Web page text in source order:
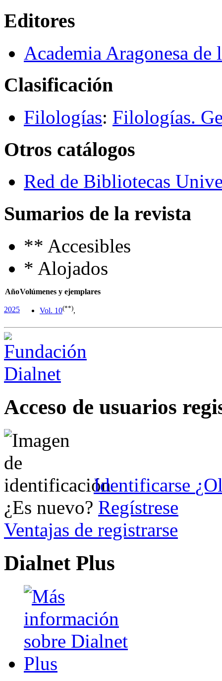
Editores
Academia Aragonesa de
Clasificación
Filologías: Filologías.
Otros catálogos
Red de Bibliotecas
Sumarios de la revista
** Accesibles
* Alojados
AñoVolúmenes y ejemplares
2025 Vol. 10(**),
Acceso de usuarios
Identificarse
¿Es nuevo? Regístrese
Ventajas de registrarse
Dialnet Plus